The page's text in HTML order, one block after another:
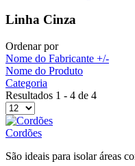
Linha Cinza
Ordenar por
Nome do Fabricante +/-
Nome do Produto
Categoria
Resultados 1 - 4 de 4
Cordões
São ideais para isolar áreas